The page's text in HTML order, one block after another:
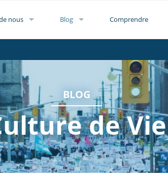
nous Blog Comprendre
BLOG
de Vie